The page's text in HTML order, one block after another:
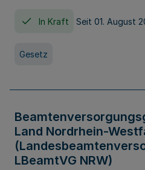
In Kraft Seit 01. August
Gesetz
Land Nordrhein-
LBeamtVG NRW)